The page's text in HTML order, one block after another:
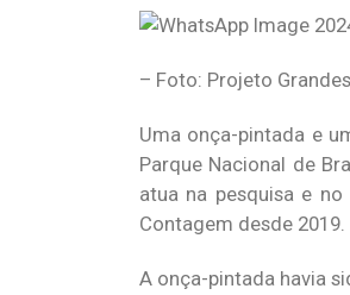
– Foto: Projeto
Uma onça-pintada e
Parque Nacional de
atua na pesquisa e
Contagem desde 2019.
A onça-pintada havia